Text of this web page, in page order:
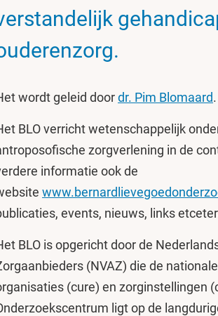
wordt geleid doordr. Pim Blomaard.
BLO verricht wetenschappelijk
zorgverlening in de
informatie ook de
events, nieuws, links
BLO is opgericht door de
(NVAZ) die de
(cure) en zorginstellingen
ligt op de